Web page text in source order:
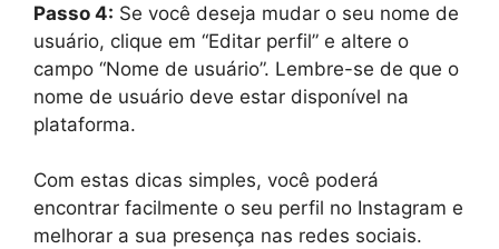
Passo 4: Se você deseja mudar o seu nome de
usuário, clique em “Editar perfil” e altere o
campo “Nome de usuário”. Lembre-se de que o
nome de usuário deve estar disponível na
plataforma.
Com estas dicas simples, você poderá
encontrar facilmente o seu perfil no Instagram e
melhorar a sua presença nas redes sociais.